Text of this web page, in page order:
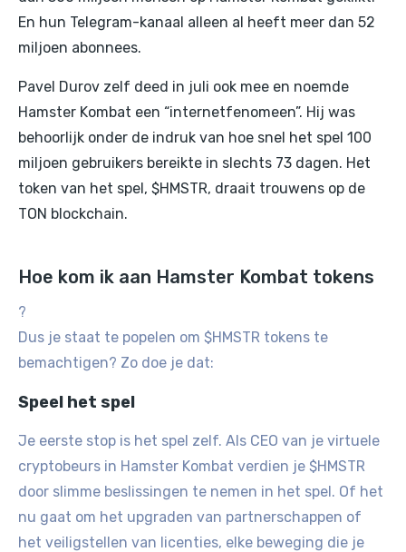
En hun Telegram-kanaal alleen al heeft meer dan 52
miljoen abonnees.
Pavel Durov zelf deed in juli ook mee en noemde
Hamster Kombat een “internetfenomeen”. Hij was
behoorlijk onder de indruk van hoe snel het spel 100
miljoen gebruikers bereikte in slechts 73 dagen. Het
token van het spel, $HMSTR, draait trouwens op de
TON blockchain.
Hoe kom ik aan Hamster Kombat tokens
?
Dus je staat te popelen om $HMSTR tokens te
bemachtigen? Zo doe je dat:
Speel het spel
Je eerste stop is het spel zelf. Als CEO van je virtuele
cryptobeurs in Hamster Kombat verdien je $HMSTR
door slimme beslissingen te nemen in het spel. Of het
nu gaat om het upgraden van partnerschappen of
het veiligstellen van licenties, elke beweging die je